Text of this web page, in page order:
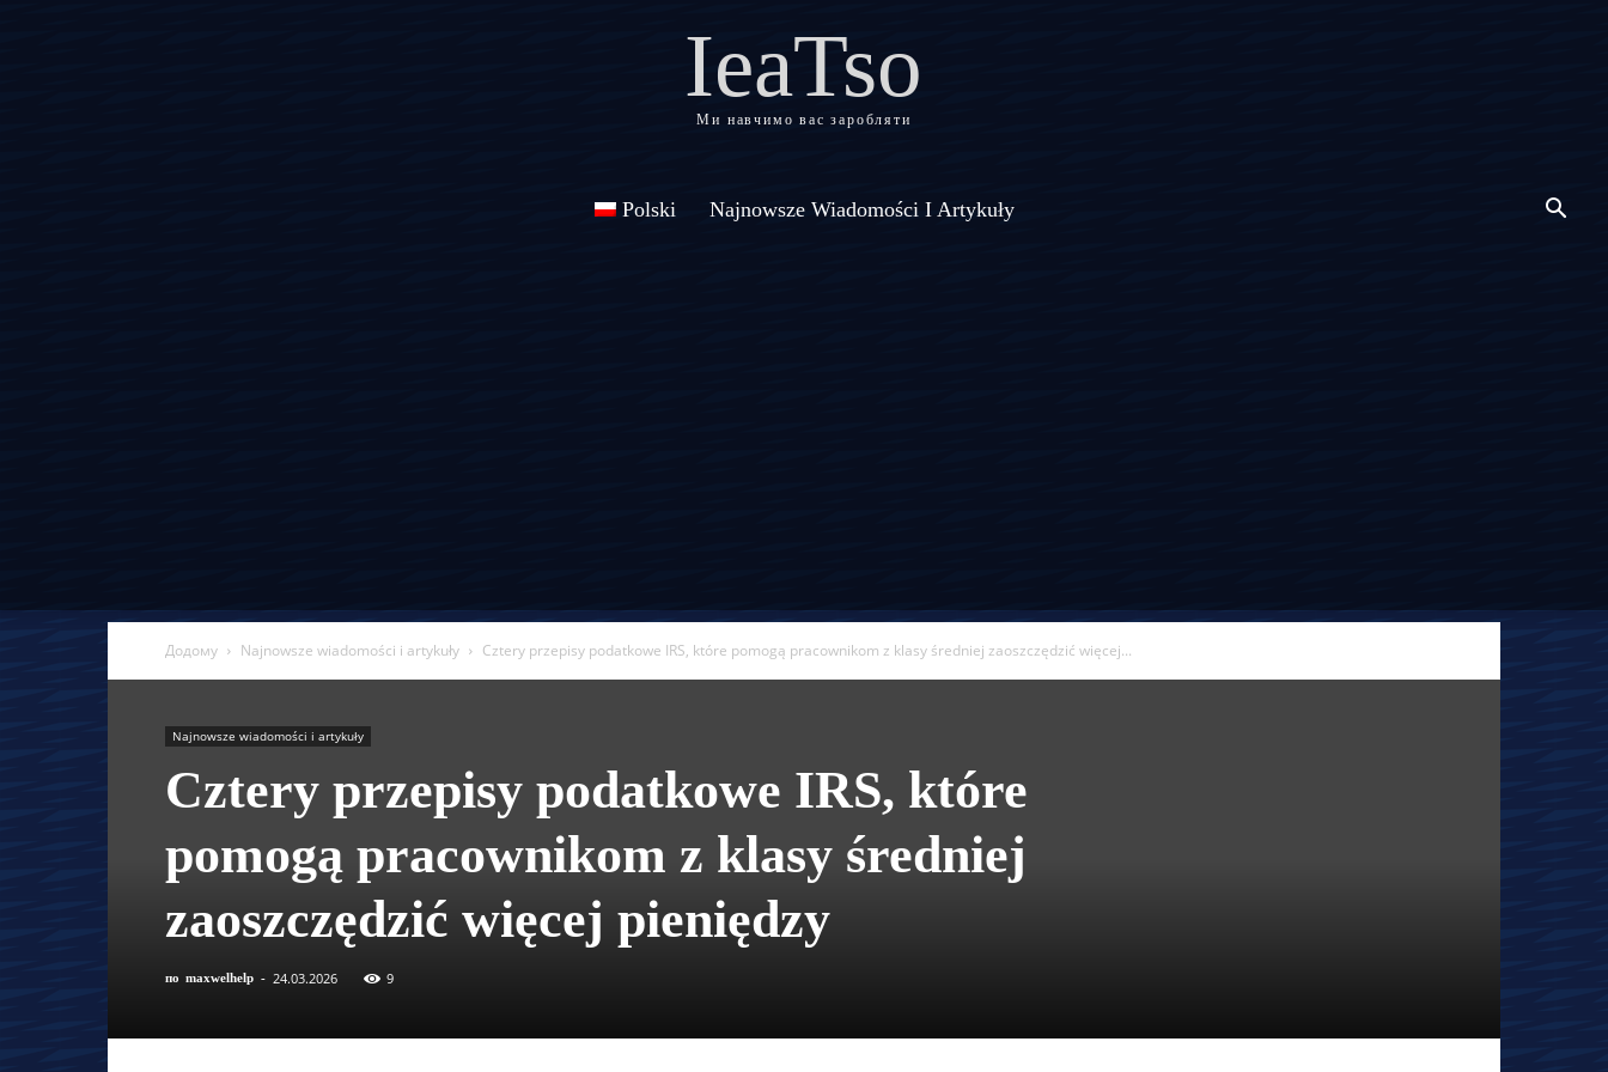
IeaTso
Ми навчимо вас заробляти
Polski Najnowsze Wiadomości I Artykuły
Додому Najnowsze wiadomości i artykuły Cztery przepisy podatkowe IRS, które pomogą pracownikom z klasy średniej zaoszczędzić więcej...
Najnowsze wiadomości i artykuły
Cztery przepisy podatkowe IRS, które
pomogą pracownikom z klasy średniej
zaoszczędzić więcej pieniędzy
по maxwelhelp - 24.03.2026 9